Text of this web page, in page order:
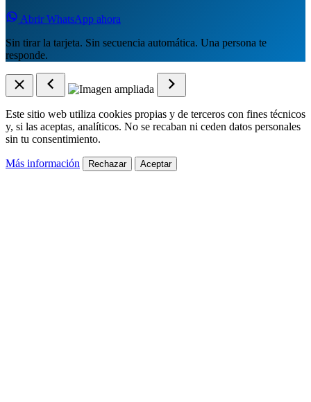
Abrir WhatsApp ahora
Sin tirar la tarjeta. Sin secuencia automática. Una persona te
responde.
Este sitio web utiliza cookies propias y de terceros con fines técnicos
y, si las aceptas, analíticos. No se recaban ni ceden datos personales
sin tu consentimiento.
Más información Rechazar Aceptar